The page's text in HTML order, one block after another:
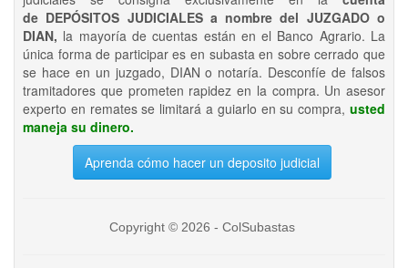
de DEPÓSITOS JUDICIALES a nombre del JUZGADO o
DIAN, la mayoría de cuentas están en el Banco Agrario. La
única forma de participar es en subasta en sobre cerrado que
se hace en un juzgado, DIAN o notaría. Desconfíe de falsos
tramitadores que prometen rapidez en la compra. Un asesor
experto en remates se limitará a guiarlo en su compra, usted
maneja su dinero.
Aprenda cómo hacer un deposito judicial
Copyright © 2026 - ColSubastas